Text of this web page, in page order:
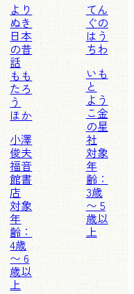
より
ぬき
日本
の昔
話
もも
たろ
う
ほか
小澤
俊夫
福音
館書
店
対象
年
齢：
4歳
〜 6
歳以
上
てん
ぐの
はう
ちわ
いも
と
よう
こ金
の星
社
対象
年
齢：
3歳
〜 5
歳以
上